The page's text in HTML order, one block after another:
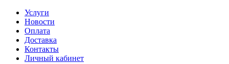
Услуги
Новости
Оплата
Доставка
Контакты
Личный кабинет